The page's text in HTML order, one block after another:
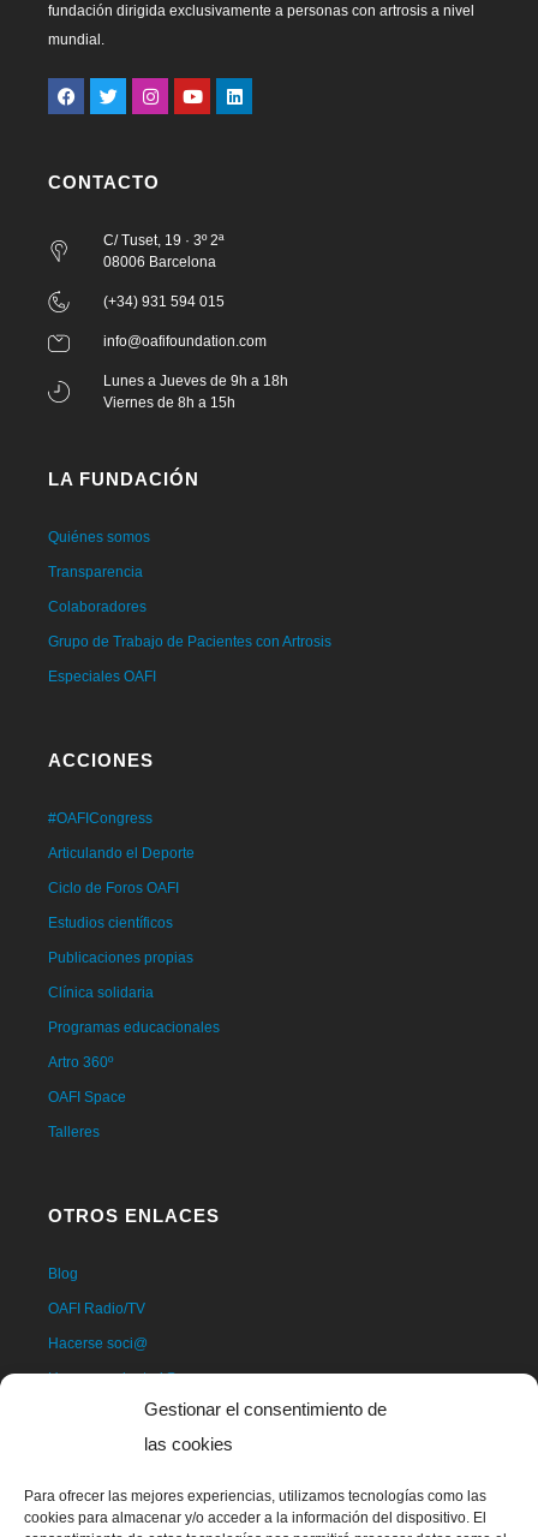
Gestionar el consentimiento de
las cookies
Para ofrecer las mejores experiencias, utilizamos tecnologías como las
cookies para almacenar y/o acceder a la información del dispositivo. El
fundación dirigida exclusivamente a personas con artrosis a nivel
mundial.
CONTACTO
C/ Tuset, 19 · 3º 2ª
08006 Barcelona
(+34) 931 594 015
info@oafifoundation.com
Lunes a Jueves de 9h a 18h
Viernes de 8h a 15h
LA FUNDACIÓN
Quiénes somos
Transparencia
Colaboradores
Grupo de Trabajo de Pacientes con Artrosis
Especiales OAFI
ACCIONES
#OAFICongress
Articulando el Deporte
Ciclo de Foros OAFI
Estudios científicos
Publicaciones propias
Clínica solidaria
Programas educacionales
Artro 360º
OAFI Space
Talleres
OTROS ENLACES
Blog
OAFI Radio/TV
Hacerse soci@
Hacerse voluntari@